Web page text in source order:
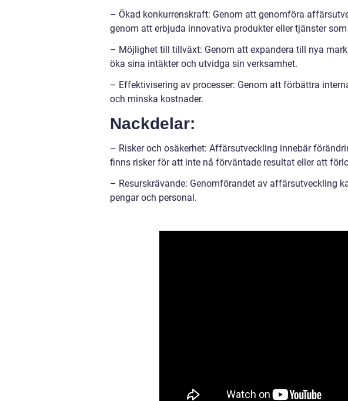
– Ökad konkurrenskraft: Genom att genomföra
genom att erbjuda innovativa produkter eller tjänster
– Möjlighet till tillväxt: Genom att expandera till nya
öka sina intäkter och utvidga sin verksamhet.
– Effektivisering av processer: Genom att förbättra
och minska kostnader.
Nackdelar:
– Risker och osäkerhet: Affärsutveckling innebär
finns risker för att inte nå förväntade resultat eller att
– Resurskrävande: Genomförandet av affärsutveckling
pengar och personal.